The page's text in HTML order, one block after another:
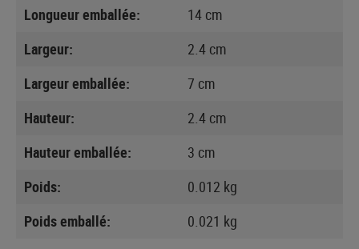
Longueur emballée:
14 cm
Largeur:
2.4 cm
Largeur emballée:
7 cm
Hauteur:
2.4 cm
Hauteur emballée:
3 cm
Poids:
0.012 kg
Poids emballé:
0.021 kg